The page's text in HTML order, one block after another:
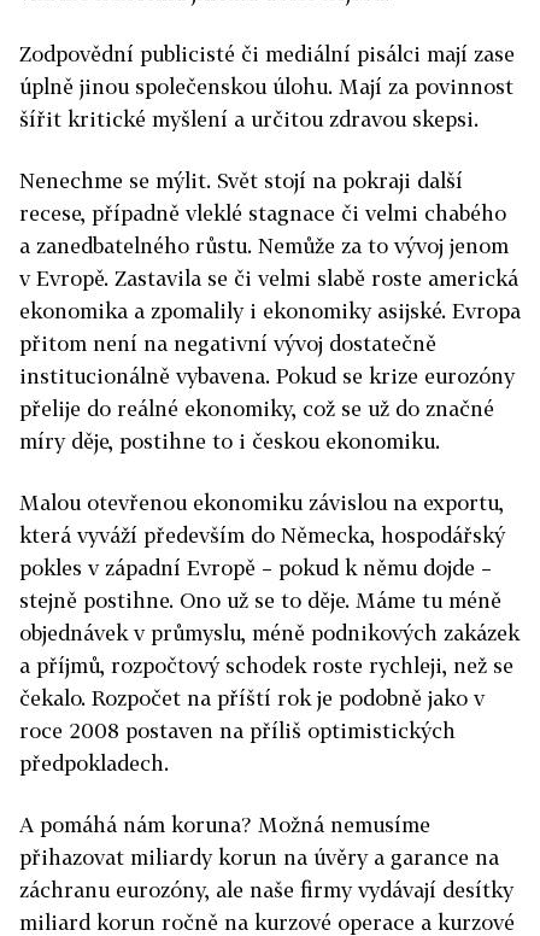
Zodpovědní publicisté či mediální pisálci mají zase
úplně jinou společenskou úlohu. Mají za povinnost
šířit kritické myšlení a určitou zdravou skepsi.
Nenechme se mýlit. Svět stojí na pokraji další
recese, případně vleklé stagnace či velmi chabého
a zanedbatelného růstu. Nemůže za to vývoj jenom
v Evropě. Zastavila se či velmi slabě roste americká
ekonomika a zpomalily i ekonomiky asijské. Evropa
přitom není na negativní vývoj dostatečně
institucionálně vybavena. Pokud se krize eurozóny
přelije do reálné ekonomiky, což se už do značné
míry děje, postihne to i českou ekonomiku.
Malou otevřenou ekonomiku závislou na exportu,
která vyváží především do Německa, hospodářský
pokles v západní Evropě – pokud k němu dojde –
stejně postihne. Ono už se to děje. Máme tu méně
objednávek v průmyslu, méně podnikových zakázek
a příjmů, rozpočtový schodek roste rychleji, než se
čekalo. Rozpočet na příští rok je podobně jako v
roce 2008 postaven na příliš optimistických
předpokladech.
A pomáhá nám koruna? Možná nemusíme
přihazovat miliardy korun na úvěry a garance na
záchranu eurozóny, ale naše firmy vydávají desítky
miliard korun ročně na kurzové operace a kurzové